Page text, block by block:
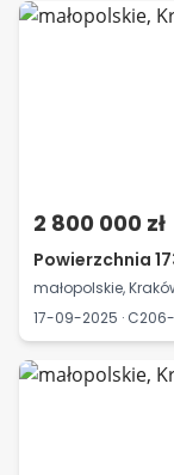
2 800 000 zł
Powierzchnia
małopolskie,
17-09-2025 ·